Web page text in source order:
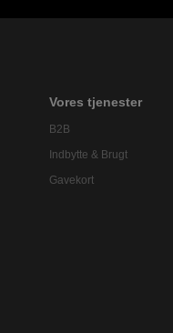
Vores tjenester
B2B
Indbytte & Brugt
Gavekort